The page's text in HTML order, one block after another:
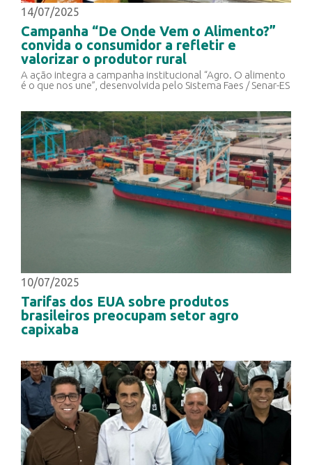
14/07/2025
Campanha “De Onde Vem o Alimento?”
convida o consumidor a refletir e
valorizar o produtor rural
A ação integra a campanha institucional “Agro. O alimento
é o que nos une”, desenvolvida pelo Sistema Faes / Senar-ES
10/07/2025
Tarifas dos EUA sobre produtos
brasileiros preocupam setor agro
capixaba